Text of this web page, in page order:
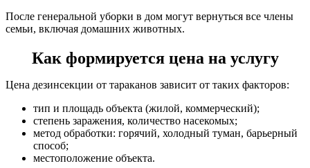
После генеральной уборки в дом могут вернуться все члены
семьи, включая домашних животных.
Как формируется цена на услугу
Цена дезинсекции от тараканов зависит от таких факторов:
тип и площадь объекта (жилой, коммерческий);
степень заражения, количество насекомых;
метод обработки: горячий, холодный туман, барьерный
способ;
местоположение объекта.